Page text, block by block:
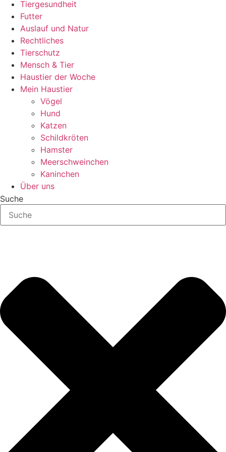
Tiergesundheit
Futter
Auslauf und Natur
Rechtliches
Tierschutz
Mensch & Tier
Haustier der Woche
Mein Haustier
Vögel
Hund
Katzen
Schildkröten
Hamster
Meerschweinchen
Kaninchen
Über uns
Suche